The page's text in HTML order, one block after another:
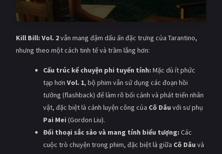
Kill Bill: Vol. 2vẫn mang đậm dấu ấn đặc trưng của Tarantino,
nhưng theo một cách tinh tế và trầm lắng hơn:
Cấu trúc kể chuyện phi tuyến tính: Mặc dù ít phức
tạp hơn Vol. 1, bộ phim vẫn sử dụng các đoạn hồi
tưởng (flashback) để làm rõ bối cảnh và phát triển nhân
vật, đặc biệt là cảnh luyện công của Cô Dâu với sư phụ
Pai Mei (Gordon Liu).
Đối thoại sắc sảo và mang tính biểu tượng: Các
cuộc trò chuyện trong phim, đặc biệt là giữa Cô Dâu và